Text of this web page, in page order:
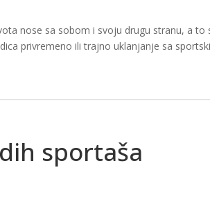
nose sa sobom i svoju drugu stranu, a to
privremeno ili trajno uklanjanje sa
sportaša